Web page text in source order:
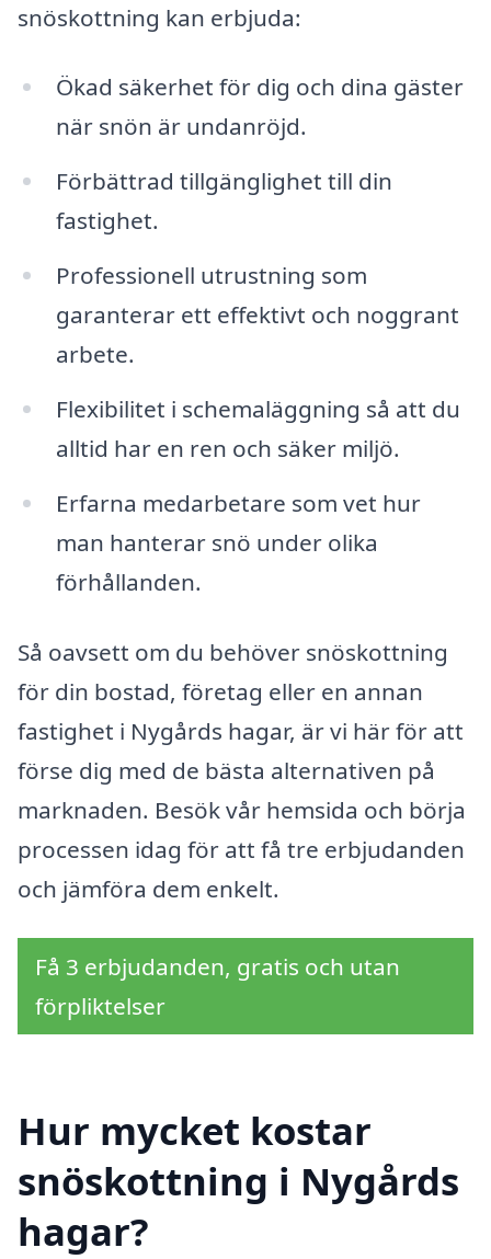
snöskottning kan erbjuda:
Ökad säkerhet för dig och dina gäster
när snön är undanröjd.
Förbättrad tillgänglighet till din
fastighet.
Professionell utrustning som
garanterar ett effektivt och noggrant
arbete.
Flexibilitet i schemaläggning så att du
alltid har en ren och säker miljö.
Erfarna medarbetare som vet hur
man hanterar snö under olika
förhållanden.
Så oavsett om du behöver snöskottning
för din bostad, företag eller en annan
fastighet i Nygårds hagar, är vi här för att
förse dig med de bästa alternativen på
marknaden. Besök vår hemsida och börja
processen idag för att få tre erbjudanden
och jämföra dem enkelt.
Få 3 erbjudanden, gratis och utan
förpliktelser
Hur mycket kostar
snöskottning i Nygårds
hagar?